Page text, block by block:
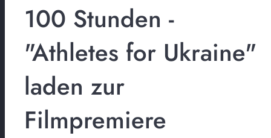
100 Stunden -
"Athletes for Ukraine"
laden zur
Filmpremiere